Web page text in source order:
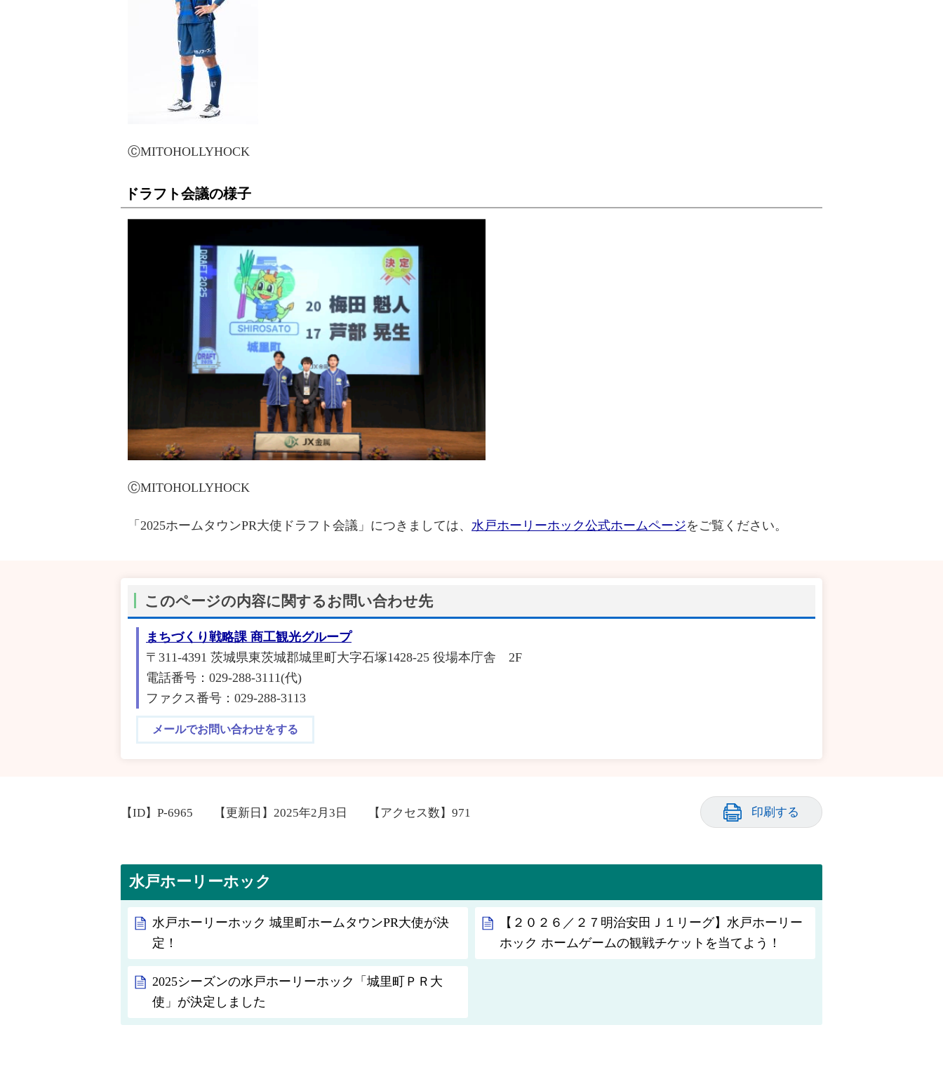
ⒸMITOHOLLYHOCK
ドラフト会議の様子
ⒸMITOHOLLYHOCK
「2025ホームタウンPR大使ドラフト会議」につきましては、 水戸ホーリーホック公式ホームページをご覧ください。
このページの内容に関するお問い合わせ先
まちづくり戦略課 商工観光グループ
〒311-4391 茨城県東茨城郡城里町大字石塚1428-25 役場本庁舎 2F
電話番号：029-288-3111(代)
ファクス番号：029-288-3113
メールでお問い合わせをする
【ID】 P-6965 【更新日】 2025年2月3日 【アクセス数】 971 印刷する
水戸ホーリーホック
水戸ホーリーホック 城里町ホームタウンPR大使が決
定！
【２０２６／２７明治安田Ｊ１リーグ】水戸ホーリー
ホック ホームゲームの観戦チケットを当てよう！
2025シーズンの水戸ホーリーホック「城里町ＰＲ大
使」が決定しました